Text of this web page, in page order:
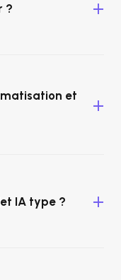
?
et
IA type ?